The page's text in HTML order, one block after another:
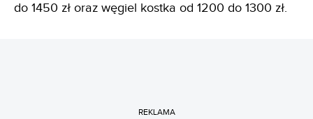
do 1450 zł oraz węgiel kostka od 1200 do 1300 zł.
REKLAMA